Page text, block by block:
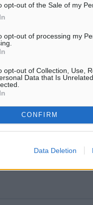
opt-out of the Sale of my
opt-out of processing my
opt-out of Collection, Use,
Data that Is
CONFIRM
Data Deletion
Η Δημοκρατική δεν
όποια σχόλια θεωρούμε
Χρήστες που δεν
του σχολίου.